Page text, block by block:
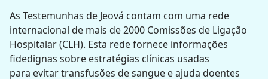
As Testemunhas de Jeová contam com uma rede
internacional de mais de 2000 Comissões de Ligação
Hospitalar (CLH). Esta rede fornece informações
fidedignas sobre estratégias clínicas usadas
para evitar transfusões de sangue e ajuda doentes